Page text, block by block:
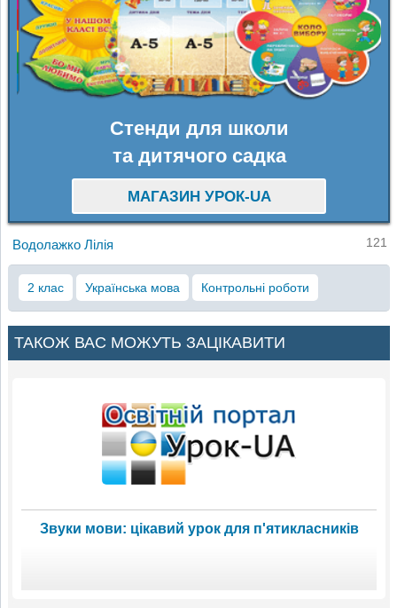
Стенди для школи
та дитячого садка
МАГАЗИН УРОК-UA
Водолажко Лілія 121
2 клас Українська мова Контрольні роботи
ТАКОЖ ВАС МОЖУТЬ ЗАЦІКАВИТИ
Звуки мови: цікавий урок для п'ятикласників